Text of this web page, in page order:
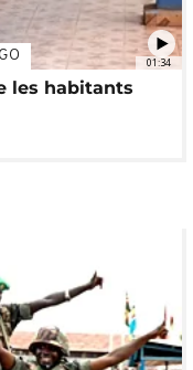
01:34
les habitants